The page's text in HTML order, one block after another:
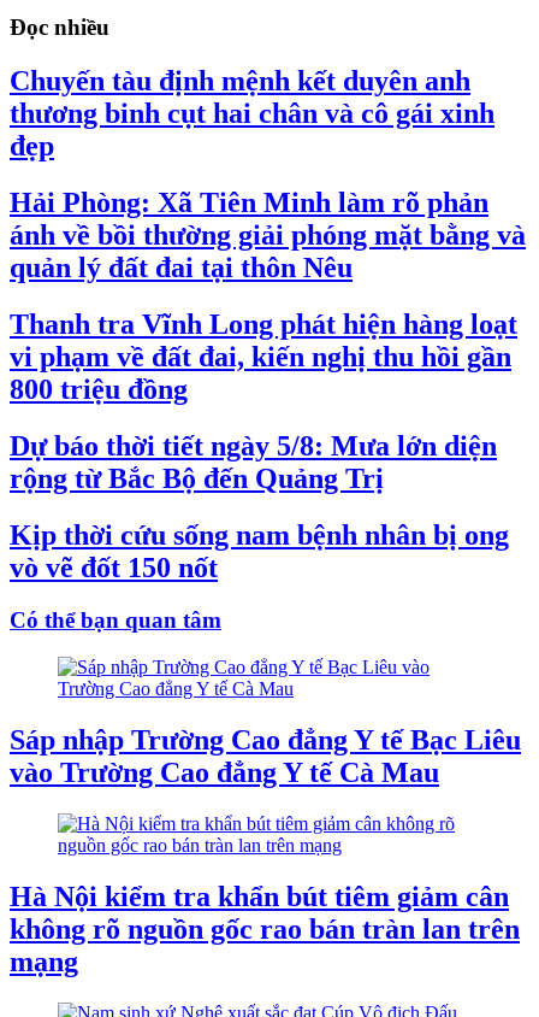
Đọc nhiều
Chuyến tàu định mệnh kết duyên anh
thương binh cụt hai chân và cô gái xinh
đẹp
Hải Phòng: Xã Tiên Minh làm rõ phản
ánh về bồi thường giải phóng mặt bằng và
quản lý đất đai tại thôn Nêu
Thanh tra Vĩnh Long phát hiện hàng loạt
vi phạm về đất đai, kiến nghị thu hồi gần
800 triệu đồng
Dự báo thời tiết ngày 5/8: Mưa lớn diện
rộng từ Bắc Bộ đến Quảng Trị
Kịp thời cứu sống nam bệnh nhân bị ong
vò vẽ đốt 150 nốt
Có thể bạn quan tâm
Sáp nhập Trường Cao đẳng Y tế Bạc Liêu
vào Trường Cao đẳng Y tế Cà Mau
Hà Nội kiểm tra khẩn bút tiêm giảm cân
không rõ nguồn gốc rao bán tràn lan trên
mạng